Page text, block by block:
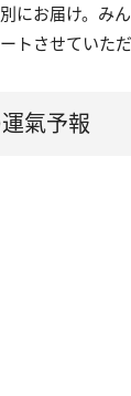
にお届け。み
トさせていた
氣予報